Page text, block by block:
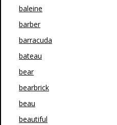
baleine
barber
barracuda
bateau
bear
bearbrick
beau
beautiful